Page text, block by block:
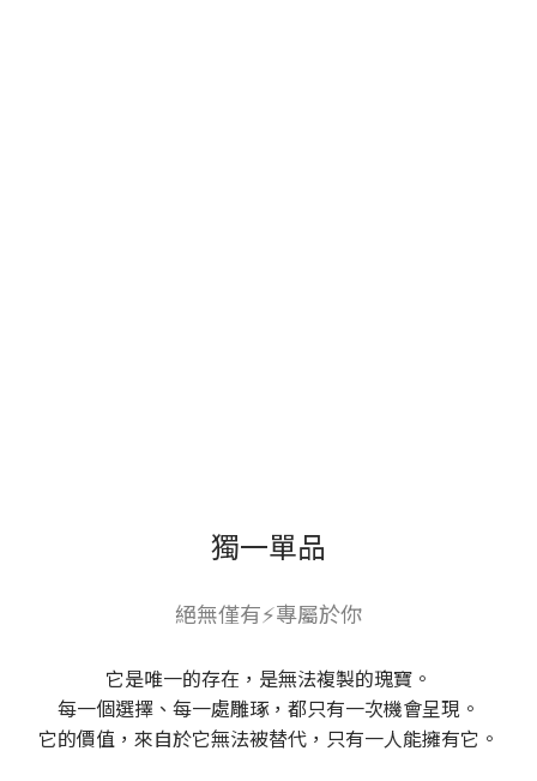
獨一單品
絕無僅有⚡專屬於你
它是唯一的存在，是無法複製的瑰寶。
每一個選擇、每一處雕琢，都只有一次機會呈現。
它的價值，來自於它無法被替代，只有一人能擁有它。